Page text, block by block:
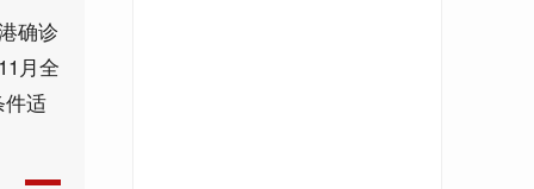
确诊
月全
件适